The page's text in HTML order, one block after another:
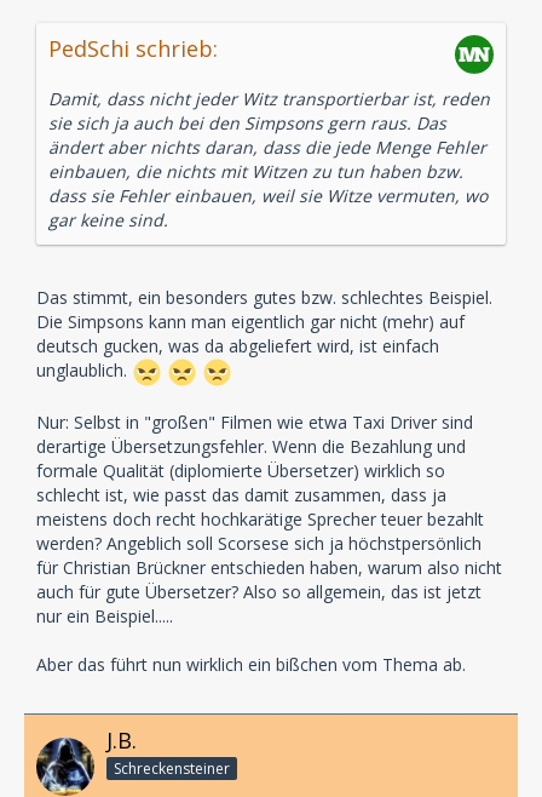
PedSchi schrieb:
Damit, dass nicht jeder Witz transportierbar ist, reden
sie sich ja auch bei den Simpsons gern raus. Das
ändert aber nichts daran, dass die jede Menge Fehler
einbauen, die nichts mit Witzen zu tun haben bzw.
dass sie Fehler einbauen, weil sie Witze vermuten, wo
gar keine sind.
Das stimmt, ein besonders gutes bzw. schlechtes Beispiel.
Die Simpsons kann man eigentlich gar nicht (mehr) auf
deutsch gucken, was da abgeliefert wird, ist einfach
unglaublich.
Nur: Selbst in "großen" Filmen wie etwa Taxi Driver sind
derartige Übersetzungsfehler. Wenn die Bezahlung und
formale Qualität (diplomierte Übersetzer) wirklich so
schlecht ist, wie passt das damit zusammen, dass ja
meistens doch recht hochkarätige Sprecher teuer bezahlt
werden? Angeblich soll Scorsese sich ja höchstpersönlich
für Christian Brückner entschieden haben, warum also nicht
auch für gute Übersetzer? Also so allgemein, das ist jetzt
nur ein Beispiel.....
Aber das führt nun wirklich ein bißchen vom Thema ab.
J.B.
Schreckensteiner